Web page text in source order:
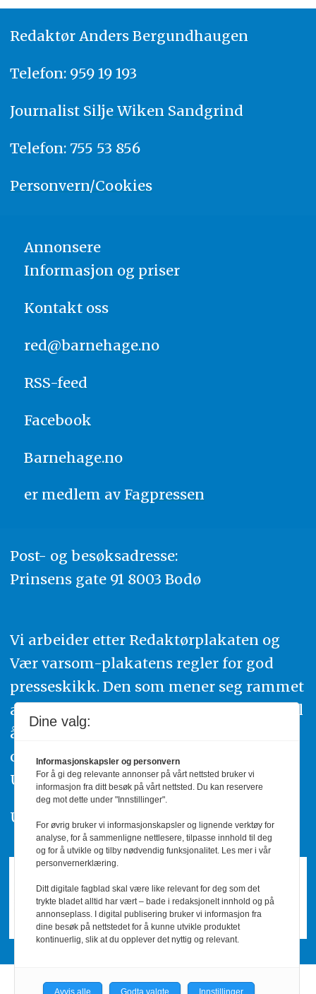
Redaktør Anders Bergundhaugen
Telefon: 959 19 193
Journalist Silje Wiken Sandgrind
Telefon: 755 53 856
Personvern/Cookies
Annonsere
Informasjon og priser
Kontakt oss
red@barnehage.no
RSS-feed
Facebook
Barnehage.no
er medlem av Fagpressen
Post- og besøksadresse:
Prinsens gate 91 8003 Bodø
Vi arbeider etter Redaktørplakaten og
Vær varsom-plakatens regler for god
presseskikk. Den som mener seg rammet
av urettmessig publisering, oppfordres til
å ta kontakt med redaksjonen. Du kan
også klage inn saker til Pressens Faglige
Utvalg,www.pfu.no.
Utgiver: PBL
Dine valg:
Informasjonskapsler og personvern
For å gi deg relevante annonser på vårt nettsted bruker vi
informasjon fra ditt besøk på vårt nettsted. Du kan reservere
deg mot dette under "Innstillinger".
For øvrig bruker vi informasjonskapsler og lignende verktøy for
analyse, for å sammenligne nettlesere, tilpasse innhold til deg
og for å utvikle og tilby nødvendig funksjonalitet. Les mer i vår
personvernerklæring.
Ditt digitale fagblad skal være like relevant for deg som det
trykte bladet alltid har vært – bade i redaksjonelt innhold og på
annonseplass. I digital publisering bruker vi informasjon fra
dine besøk på nettstedet for å kunne utvikle produktet
kontinuerlig, slik at du opplever det nyttig og relevant.
Avvis alle Godta valgte Innstillinger